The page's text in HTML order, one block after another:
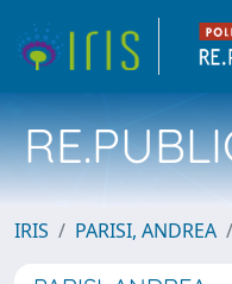
IRIS PARISI, ANDREA